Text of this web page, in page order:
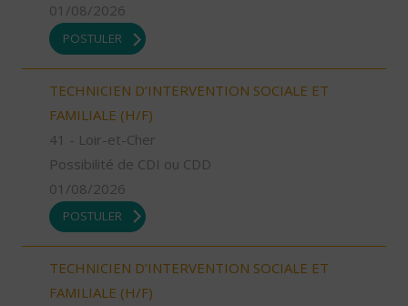
01/08/2026
POSTULER
TECHNICIEN D’INTERVENTION SOCIALE ET
FAMILIALE (H/F)
41 - Loir-et-Cher
Possibilité de CDI ou CDD
01/08/2026
POSTULER
TECHNICIEN D’INTERVENTION SOCIALE ET
FAMILIALE (H/F)